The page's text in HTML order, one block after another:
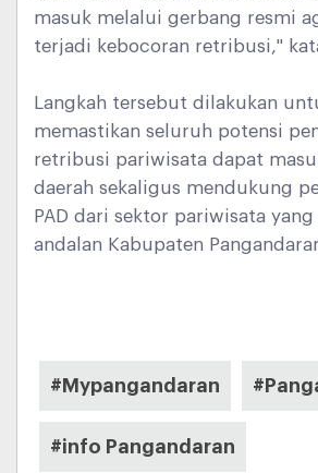
masuk melalui gerbang resmi
terjadi kebocoran retribusi,"
Langkah tersebut dilakukan
memastikan seluruh potensi
retribusi pariwisata dapat
daerah sekaligus mendukung
PAD dari sektor pariwisata
andalan Kabupaten
#Mypangandaran
#info Pangandaran